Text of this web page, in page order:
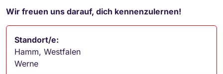
Wir freuen uns darauf, dich kennenzulernen!
Standort/e:
Hamm, Westfalen
Werne